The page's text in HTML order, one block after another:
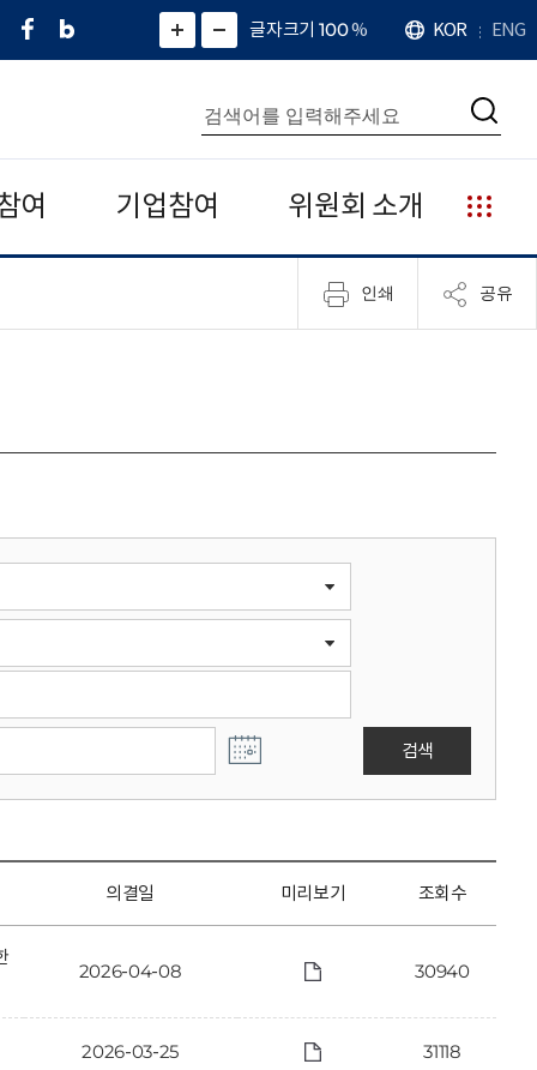
페
네
그
)
화
면
면
소
확
대
치
글자크기 100%
언
어
KOR ENG
통
합
검
색
검
여 기업참여 위원회 소개
누
리
집
안
인쇄 공유
검색
의결일 미리보기 조회수
2026-04-08 30940
2026-03-25 31118